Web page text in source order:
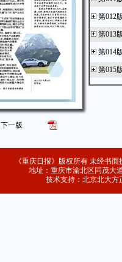
下一版
第012
第013
第014
第015
第016
第020
第021
第022
《重庆日报》版权所有 未经书
地址：重庆市渝北区同茂大
技术支持：北京北大方